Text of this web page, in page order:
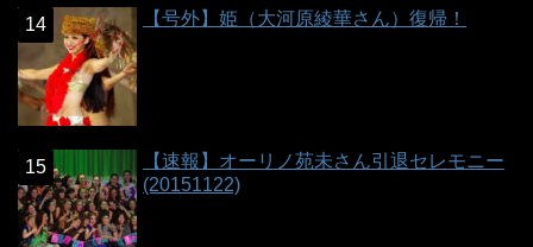
【号外】姫（大河原綾華さん）復帰！
【速報】オーリノ苑未さん引退セレモニー
(20151122)